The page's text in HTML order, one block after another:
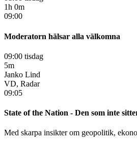
1h 0m
09:00
Moderatorn hälsar alla välkomna
09:00 tisdag
5m
Janko Lind
VD, Radar
09:05
State of the Nation - Den som inte
Med skarpa insikter om geopolitik,